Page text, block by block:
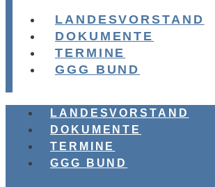
LANDESVORSTAND
DOKUMENTE
TERMINE
GGG BUND
LANDESVORSTAND
DOKUMENTE
TERMINE
GGG BUND